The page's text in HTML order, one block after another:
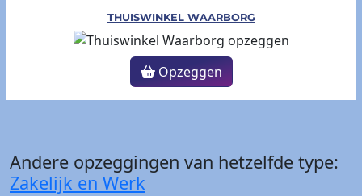
THUISWINKEL WAARBORG
Opzeggen
Andere opzeggingen van hetzelfde type:
Zakelijk en Werk